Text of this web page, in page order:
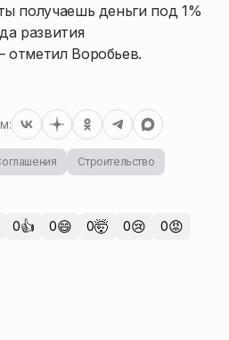
получаешь деньги под 1%
развития
Воробьев.
Строительство
0👍 0😄 0🤯 0😢 0😡